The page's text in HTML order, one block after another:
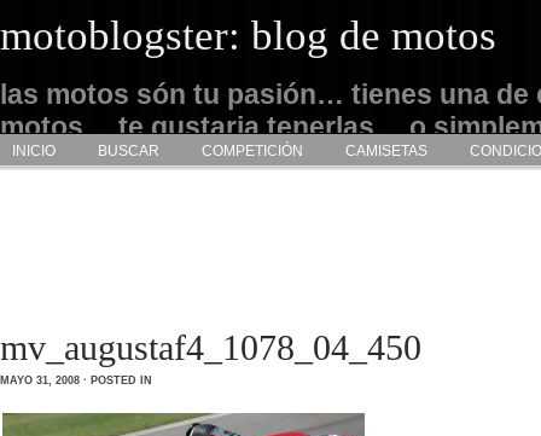
motoblogster: blog de motos
las motos són tu pasión… tienes una de
motos… te gustaria tenerlas… o
admirarlas… este es tu sitio
INICIO BUSCAR COMPETICIÓN CAMISETAS
mv_augustaf4_1078_04_450
MAYO 31, 2008 · POSTED IN